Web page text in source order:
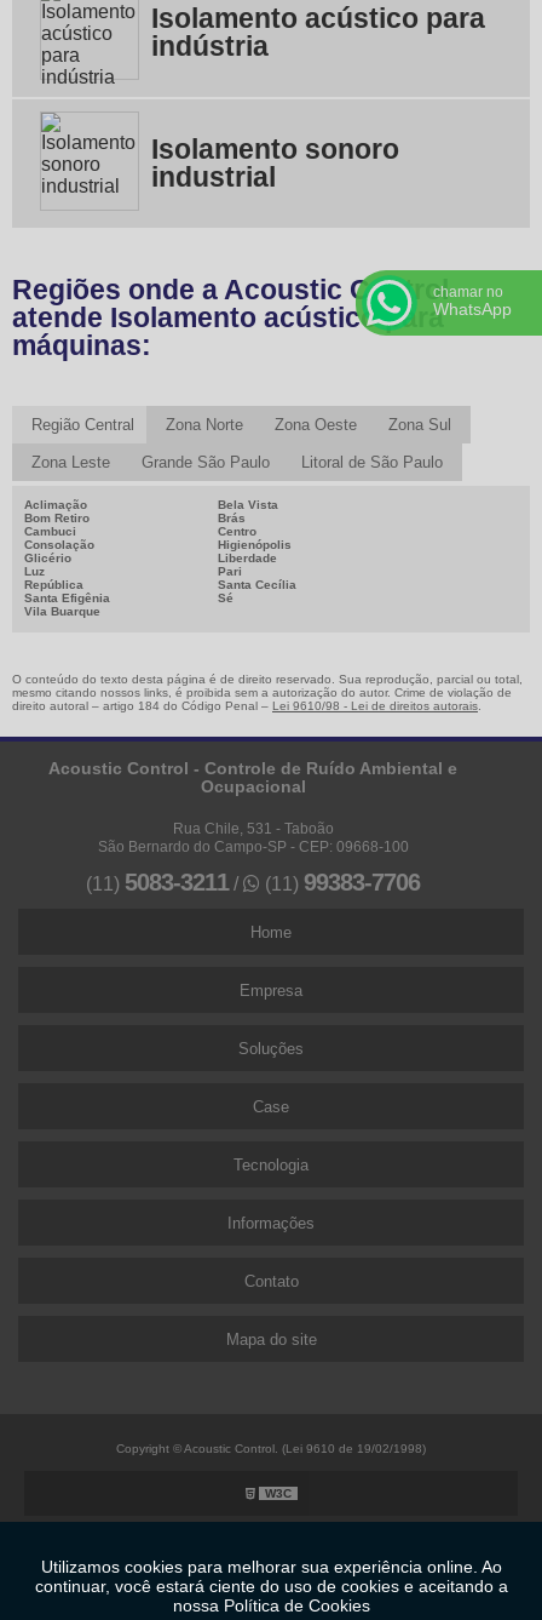
Isolamento acústico para
indústria
Isolamento sonoro
industrial
Regiões onde a Acoustic Control
atende Isolamento acústico para
máquinas:
Região Central Zona Norte Zona Oeste Zona Sul
Zona Leste Grande São Paulo Litoral de São Paulo
Aclimação
Bela Vista
Bom Retiro
Brás
Cambuci
Centro
Consolação
Higienópolis
Glicério
Liberdade
Luz
Pari
República
Santa Cecília
Santa Efigênia
Sé
Vila Buarque
O conteúdo do texto desta página é de direito reservado. Sua reprodução, parcial ou total,
mesmo citando nossos links, é proibida sem a autorização do autor. Crime de violação de
direito autoral – artigo 184 do Código Penal – Lei 9610/98 - Lei de direitos autorais
Acoustic Control - Controle de Ruído Ambiental e
Ocupacional
Rua Chile, 531 - Taboão
São Bernardo do Campo-SP - CEP: 09668-100
(11) 5083-3211/ (11) 99383-7706
Home
Empresa
Soluções
Case
Tecnologia
Informações
Contato
Mapa do site
chamar no
WhatsApp
Copyright © Acoustic Control. (Lei 9610 de 19/02/1998)
W3C